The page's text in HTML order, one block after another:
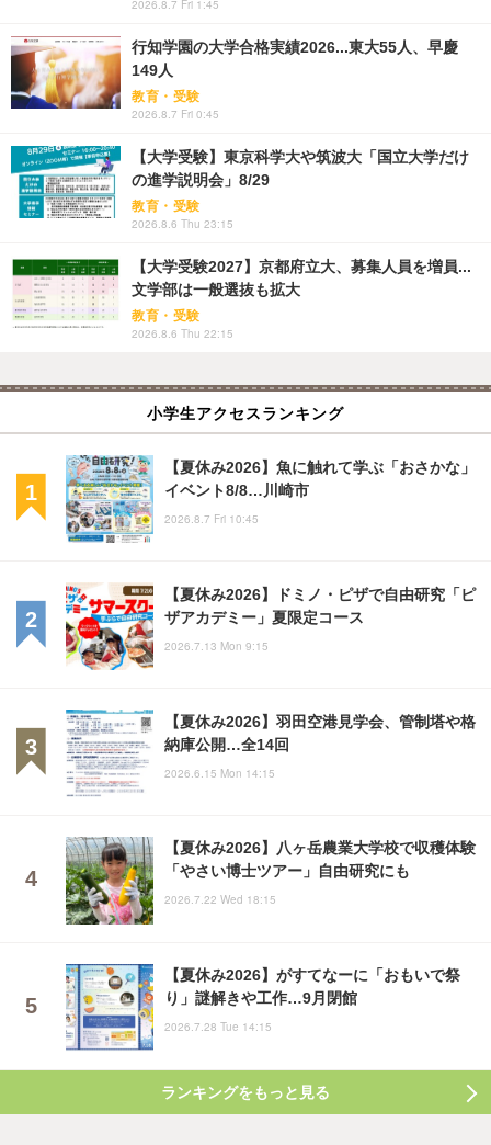
2026.8.7 Fri 1:45
行知学園の大学合格実績2026...東大55人、早慶
149人
教育・受験
2026.8.7 Fri 0:45
【大学受験】東京科学大や筑波大「国立大学だけ
の進学説明会」8/29
教育・受験
2026.8.6 Thu 23:15
【大学受験2027】京都府立大、募集人員を増員...
文学部は一般選抜も拡大
教育・受験
2026.8.6 Thu 22:15
小学生アクセスランキング
【夏休み2026】魚に触れて学ぶ「おさかな」
イベント8/8…川崎市
2026.8.7 Fri 10:45
【夏休み2026】ドミノ・ピザで自由研究「ピ
ザアカデミー」夏限定コース
2026.7.13 Mon 9:15
【夏休み2026】羽田空港見学会、管制塔や格
納庫公開…全14回
2026.6.15 Mon 14:15
【夏休み2026】八ヶ岳農業大学校で収穫体験
「やさい博士ツアー」自由研究にも
2026.7.22 Wed 18:15
【夏休み2026】がすてなーに「おもいで祭
り」謎解きや工作…9月閉館
2026.7.28 Tue 14:15
ランキングをもっと見る